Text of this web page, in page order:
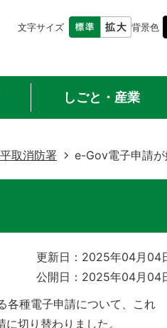
文字サイズ 背景色
しごと・産業
取消防署 e-Gov電子申請が
更新日：2025年04月04
公開日：2025年04月04
各種電子申請について、これ
切り替わりました。